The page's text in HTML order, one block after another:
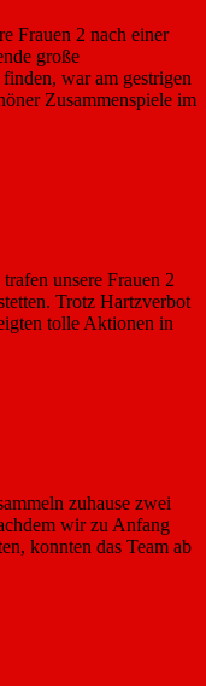
Frauen 2 nach einer
große
war am gestrigen
Zusammenspiele im
unsere Frauen 2
Trotz Hartzverbot
tolle Aktionen in
zuhause zwei
wir zu Anfang
konnten das Team ab